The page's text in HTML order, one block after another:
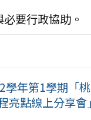
要行政協助。
年第1學期「
點線上分享會」